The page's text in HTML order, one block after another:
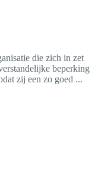
die zich in zet
beperking
zij een zo goed ...